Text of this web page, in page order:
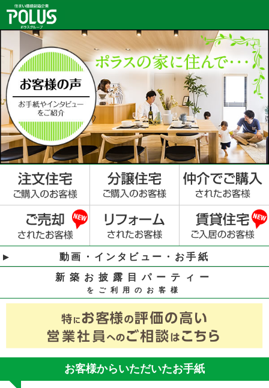
動画・インタビュー・お手紙
新築お披露目パーティー
をご利用のお客様
お客様からいただいたお手紙